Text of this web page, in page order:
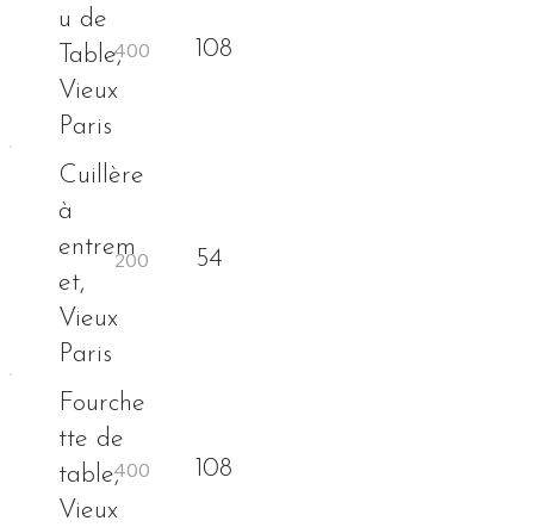
u de
Table,
Vieux
Paris
108
Cuillère
à
entrem
et,
Vieux
Paris
54
Fourche
tte de
table,
Vieux
108